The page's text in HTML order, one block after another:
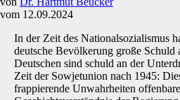
vom 12.09.2024
In der Zeit des Nationalsozialismus
deutsche Bevölkerung große Schuld
Deutschen sind schuld an der
Zeit der Sowjetunion nach 1945:
frappierende Unwahrheiten